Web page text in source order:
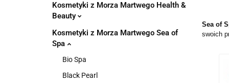
Kosmetyki z Morza Martwego Health &
Beauty
Kosmetyki z Morza Martwego Sea of
Spa
Bio Spa
Black Pearl
Sea of
swoich